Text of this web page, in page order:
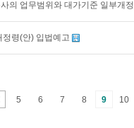
의 업무범위와 대가기준 일부개정
령(안) 입법예고
5 6 7 8 9 10